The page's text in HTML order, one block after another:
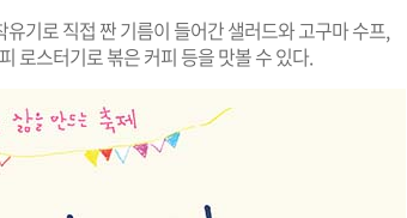
기로 직접 짠 기름이 들어간 샐러드와 고구마 수프,
로스터기로 볶은 커피 등을 맛볼 수 있다.